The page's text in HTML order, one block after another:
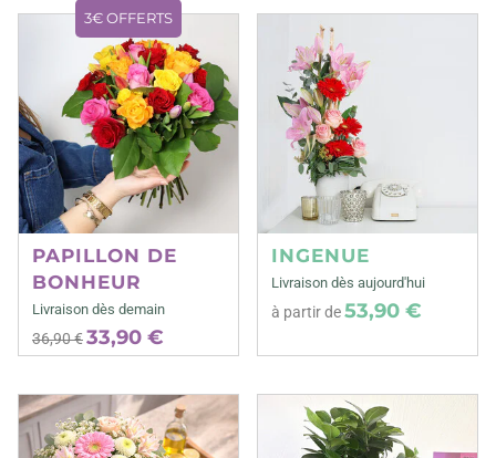
3€ OFFERTS
PAPILLON DE
BONHEUR
Livraison dès demain
36,90 €33,90 €
INGENUE
Livraison dès aujourd'hui
à partir de53,90 €